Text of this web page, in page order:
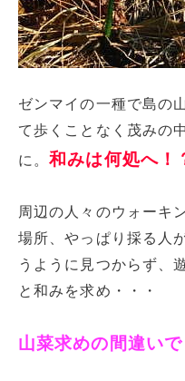
ゼンマイの一種で島の
て歩くことなく茂みの
に。和みは何処へ！
周辺の人々のウォーキ
場所、やっぱり採る人
うように見つからず、
と和みを求め・・・
山菜求めの間違いで